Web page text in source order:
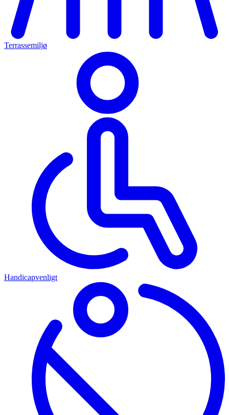
Terrassemiljø
Handicapvenligt